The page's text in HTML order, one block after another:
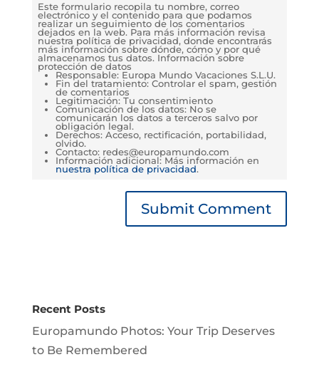
Este formulario recopila tu nombre, correo
electrónico y el contenido para que podamos
realizar un seguimiento de los comentarios
dejados en la web. Para más información revisa
nuestra política de privacidad, donde encontrarás
más información sobre dónde, cómo y por qué
almacenamos tus datos. Información sobre
protección de datos
Responsable: Europa Mundo Vacaciones S.L.U.
Fin del tratamiento: Controlar el spam, gestión
de comentarios
Legitimación: Tu consentimiento
Comunicación de los datos: No se
comunicarán los datos a terceros salvo por
obligación legal.
Derechos: Acceso, rectificación, portabilidad,
olvido.
Contacto: redes@europamundo.com
Información adicional: Más información en
nuestra política de privacidad.
Recent Posts
Europamundo Photos: Your Trip Deserves
to Be Remembered